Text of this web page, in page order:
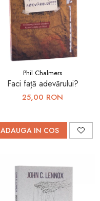
Phil Chalmers
Faci față adevărului?
25,00 RON
ADAUGA IN COS